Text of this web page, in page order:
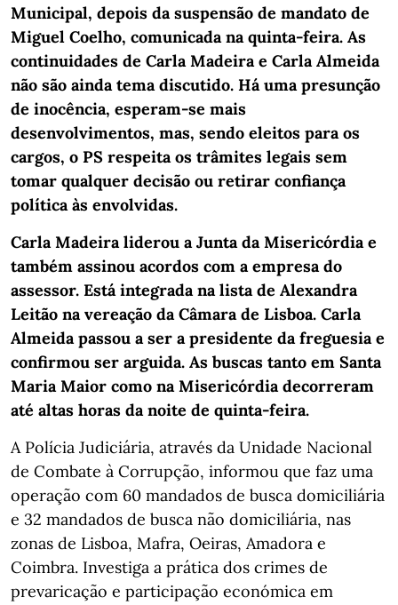
Municipal, depois da suspensão de mandato de
Miguel Coelho, comunicada na quinta-feira. As
continuidades de Carla Madeira e Carla Almeida
não são ainda tema discutido. Há uma presunção
de inocência, esperam-se mais
desenvolvimentos, mas, sendo eleitos para os
cargos, o PS respeita os trâmites legais sem
tomar qualquer decisão ou retirar confiança
política às envolvidas.
Carla Madeira liderou a Junta da Misericórdia e
também assinou acordos com a empresa do
assessor. Está integrada na lista de Alexandra
Leitão na vereação da Câmara de Lisboa. Carla
Almeida passou a ser a presidente da freguesia e
confirmou ser arguida. As buscas tanto em Santa
Maria Maior como na Misericórdia decorreram
até altas horas da noite de quinta-feira.
A Polícia Judiciária, através da Unidade Nacional
de Combate à Corrupção, informou que faz uma
operação com 60 mandados de busca domiciliária
e 32 mandados de busca não domiciliária, nas
zonas de Lisboa, Mafra, Oeiras, Amadora e
Coimbra. Investiga a prática dos crimes de
prevaricação e participação económica em